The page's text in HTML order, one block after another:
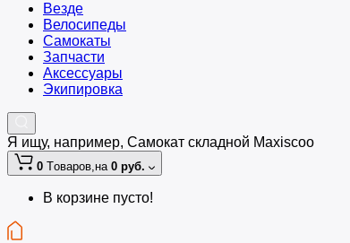
Везде
Велосипеды
Самокаты
Запчасти
Аксессуары
Экипировка
Я ищу, например, Самокат складной Maxiscoo
0 Tоваров,на 0 руб.
В корзине пусто!